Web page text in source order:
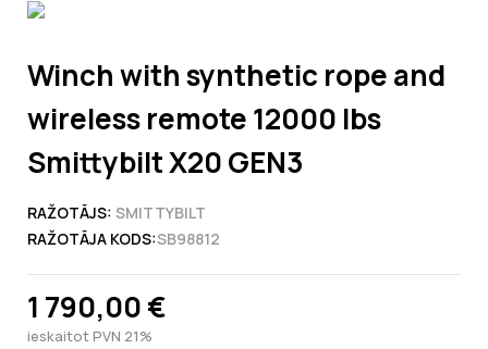
Winch with synthetic rope and
wireless remote 12000 lbs
Smittybilt X20 GEN3
RAŽOTĀJS: SMITTYBILT
RAŽOTĀJA KODS:SB98812
1 790,00 €
ieskaitot PVN 21%